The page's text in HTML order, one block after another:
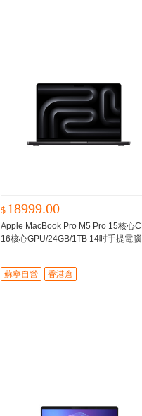
$ 18999.00
Apple MacBook Pro M5 Pro 15核心
16核心GPU/24GB/1TB 14吋手提電
蘇寧自營 香港倉